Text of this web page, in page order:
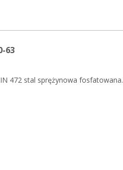
63
472 stal sprężynowa fosfatowana.